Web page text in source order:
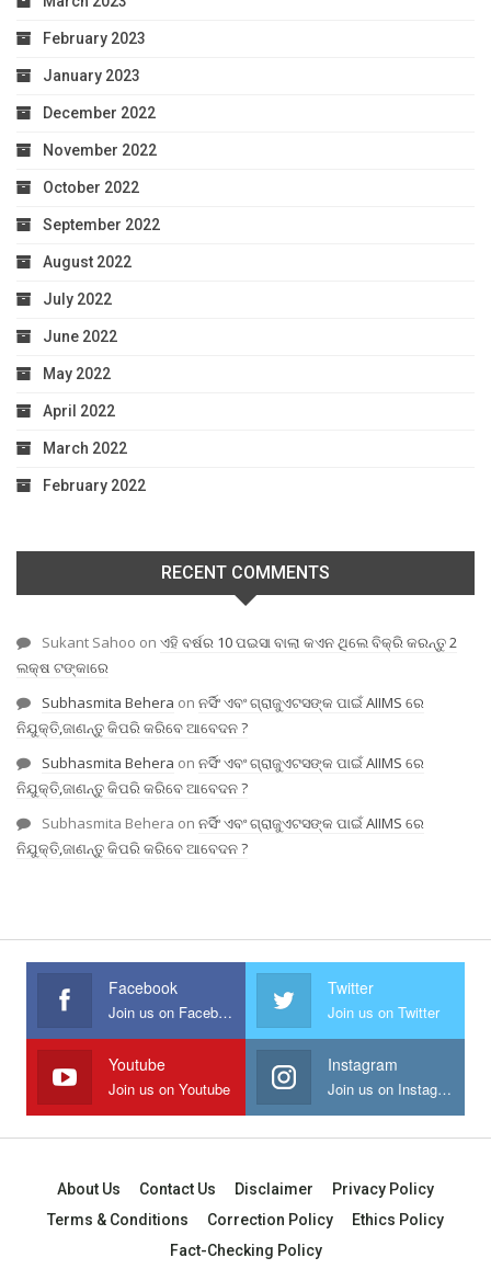
February 2023
January 2023
December 2022
November 2022
October 2022
September 2022
August 2022
July 2022
June 2022
May 2022
April 2022
March 2022
February 2022
RECENT COMMENTS
Sukant Sahoo on ଏହି ବର୍ଷର 10 ପଇସା ବାଲା କଏନ ଥିଲେ ବିକ୍ରି କରନ୍ତୁ 2
ଲକ୍ଷ ଟଙ୍କାରେ
Subhasmita Behera on ନର୍ସିଂ ଏବଂ ଗ୍ରାଜୁଏଟସଙ୍କ ପାଇଁ AIIMS ରେ
ନିଯୁକ୍ତି,ଜାଣନ୍ତୁ କିପରି କରିବେ ଆବେଦନ ?
Subhasmita Behera on ନର୍ସିଂ ଏବଂ ଗ୍ରାଜୁଏଟସଙ୍କ ପାଇଁ AIIMS ରେ
ନିଯୁକ୍ତି,ଜାଣନ୍ତୁ କିପରି କରିବେ ଆବେଦନ ?
Subhasmita Behera on ନର୍ସିଂ ଏବଂ ଗ୍ରାଜୁଏଟସଙ୍କ ପାଇଁ AIIMS ରେ
ନିଯୁକ୍ତି,ଜାଣନ୍ତୁ କିପରି କରିବେ ଆବେଦନ ?
Facebook
Join us on Facebook
Twitter
Join us on Twitter
Youtube
Join us on Youtube
Instagram
Join us on Instagram
About Us Contact Us Disclaimer
Privacy Policy
Terms & Conditions
Correction Policy
Ethics Policy
Fact-Checking Policy